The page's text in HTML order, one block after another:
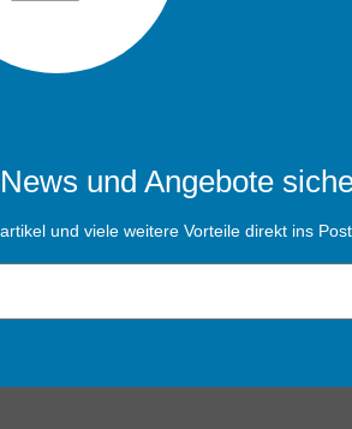
und Angebote
und viele weitere Vorteile direkt ins